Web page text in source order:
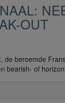
OUT
, de beroemde
bearish- of